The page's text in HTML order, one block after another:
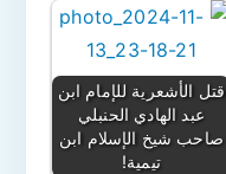
قتل الأشعرية للإمام ابن
عبد الهادي الحنبلي
صاحب شيخ الإسلام ابن
تيمية!